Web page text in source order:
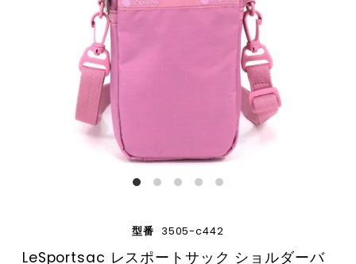
型番 3505-c442
LeSportsac レスポートサック ショルダーバ